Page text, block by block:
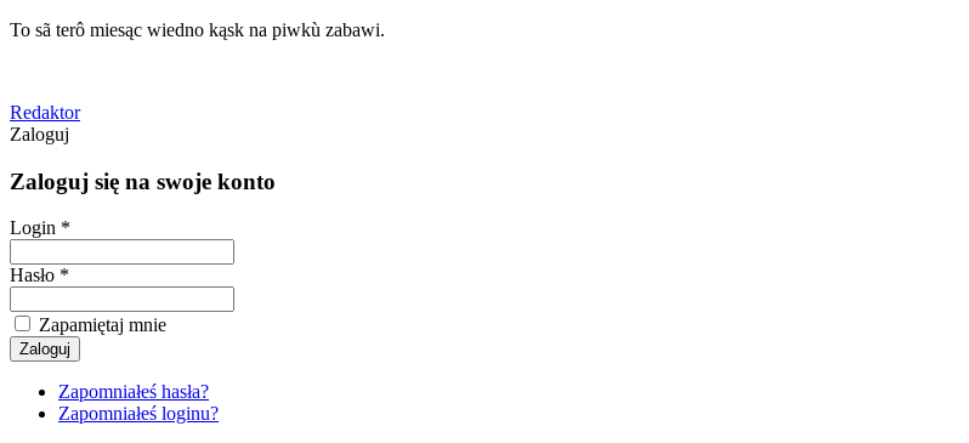
To sã terô miesąc wiedno kąsk na piwkù zabawi.
Redaktor
Zaloguj
Zaloguj się na swoje konto
Login *
Hasło *
Zapamiętaj mnie
Zapomniałeś hasła?
Zapomniałeś loginu?